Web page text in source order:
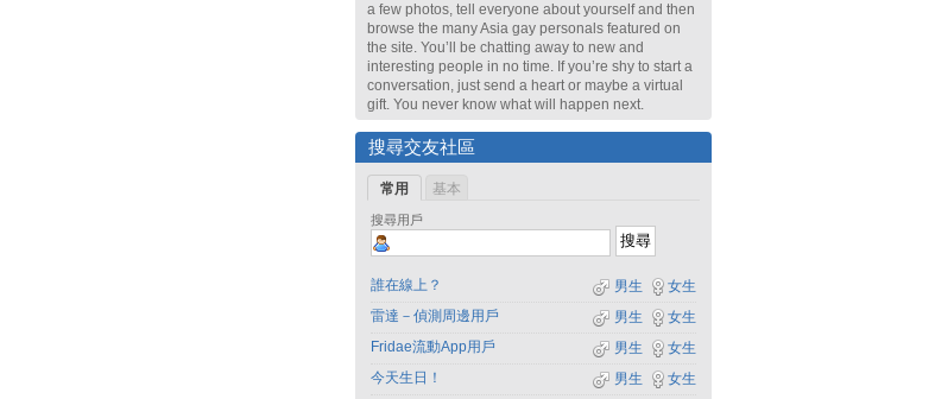
a few photos, tell everyone about yourself and then
browse the many Asia gay personals featured on
the site. You’ll be chatting away to new and
interesting people in no time. If you’re shy to start a
conversation, just send a heart or maybe a virtual
gift. You never know what will happen next.
搜尋交友社區
常用 基本
搜尋用戶
誰在線上？ 女生
男生
雷達－偵測周邊用戶
女生
男生
Fridae流動App用戶
女生
男生
今天生日！
女生
男生